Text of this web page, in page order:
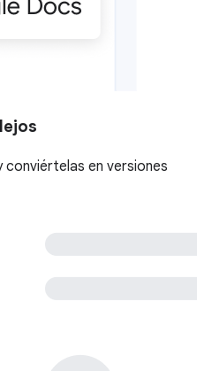
en versiones